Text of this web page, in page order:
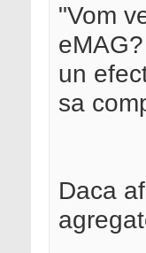
"Vom
un
sa
Daca